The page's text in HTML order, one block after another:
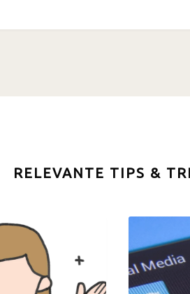
RELEVANTE TIPS &